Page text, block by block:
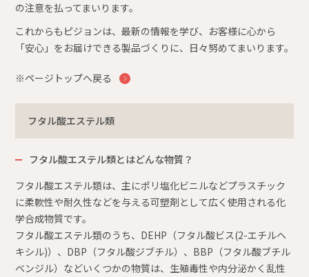
の注意を払ってまいります。
これからもピジョンは、最新の情報を学び、お客様に心から
「安心」をお届けできる製品づくりに、日々努めてまいります。
※ページトップへ戻る
フタル酸エステル類
フタル酸エステル類とはどんな物質？
フタル酸エステル類は、主にポリ塩化ビニルなどプラスチック
に柔軟性や耐久性などを与える可塑剤として広く使用される化
学合成物質です。
フタル酸エステル類のうち、DEHP（フタル酸ビス(2-エチルヘ
キシル)）、DBP（フタル酸ジブチル）、BBP（フタル酸ブチル
ベンジル）などいくつかの物質は、生殖毒性や内分泌かく乱性